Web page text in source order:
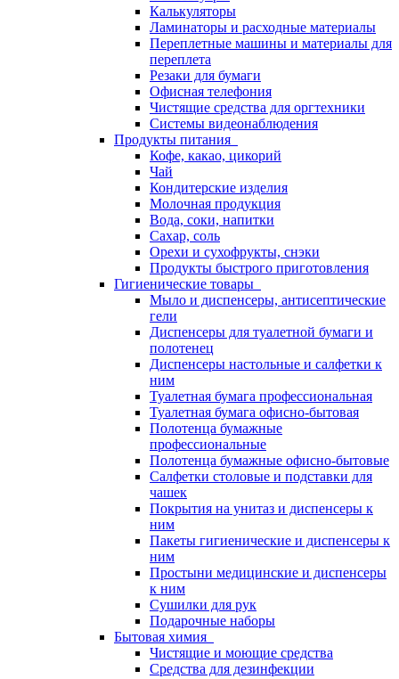
Калькуляторы
Ламинаторы и расходные материалы
Переплетные машины и материалы для
переплета
Резаки для бумаги
Офисная телефония
Чистящие средства для оргтехники
Системы видеонаблюдения
Продукты питания
Кофе, какао, цикорий
Чай
Кондитерские изделия
Молочная продукция
Вода, соки, напитки
Сахар, соль
Орехи и сухофрукты, снэки
Продукты быстрого приготовления
Гигиенические товары
Мыло и диспенсеры, антисептические
гели
Диспенсеры для туалетной бумаги и
полотенец
Диспенсеры настольные и салфетки к
ним
Туалетная бумага профессиональная
Туалетная бумага офисно-бытовая
Полотенца бумажные
профессиональные
Полотенца бумажные офисно-бытовые
Салфетки столовые и подставки для
чашек
Покрытия на унитаз и диспенсеры к
ним
Пакеты гигиенические и диспенсеры к
ним
Простыни медицинские и диспенсеры
к ним
Сушилки для рук
Подарочные наборы
Бытовая химия
Чистящие и моющие средства
Средства для дезинфекции